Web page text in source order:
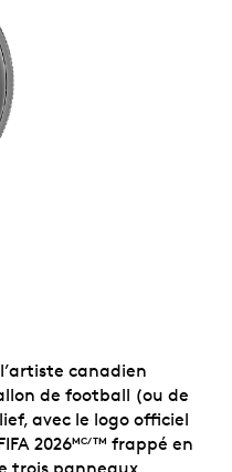
canadien
de football (ou de
avec le logo officiel
2026MC/TM frappé en